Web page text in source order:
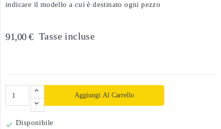
indicare il modello a cui è destinato ogni pezzo
91,00 € Tasse incluse
Aggiungi Al Carrello
 Disponibile